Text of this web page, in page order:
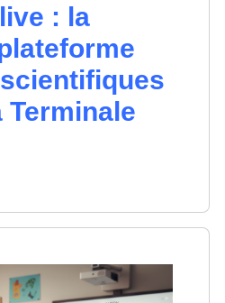
: la
Terminale